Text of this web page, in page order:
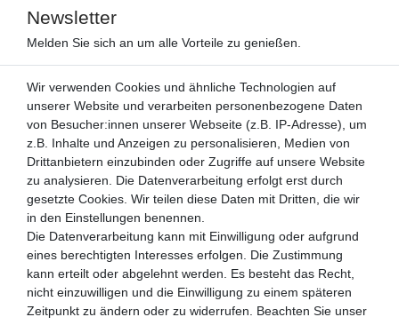
Newsletter
Melden Sie sich an um alle Vorteile zu genießen.
E-MAIL **
Newsletter
Honig
Daten­schutz­erklärung
Meine Einwilligung kann ich jederzeit widerrufen.**
** Hierbei handelt es sich um ein Pflichtfeld.
Zahlen Sie bequem per
Wir verwenden Cookies und ähnliche Technologien auf
unserer Website und verarbeiten personenbezogene Daten
von Besucher:innen unserer Webseite (z.B. IP-Adresse), um
z.B. Inhalte und Anzeigen zu personalisieren, Medien von
Drittanbietern einzubinden oder Zugriffe auf unsere Website
zu analysieren. Die Datenverarbeitung erfolgt erst durch
gesetzte Cookies. Wir teilen diese Daten mit Dritten, die wir
in den Einstellungen benennen.
Die Datenverarbeitung kann mit Einwilligung oder aufgrund
eines berechtigten Interesses erfolgen. Die Zustimmung
kann erteilt oder abgelehnt werden. Es besteht das Recht,
nicht einzuwilligen und die Einwilligung zu einem späteren
Zeitpunkt zu ändern oder zu widerrufen. Beachten Sie unser